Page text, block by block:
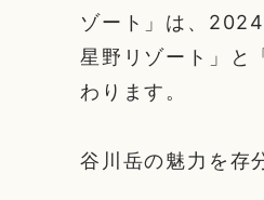
ゾート」は、
星野リゾート」と
わります。
谷川岳の魅力を存